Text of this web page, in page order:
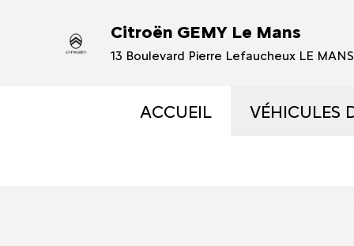
Citroën GEMY Le Mans
13 Boulevard Pierre Lefaucheux LE MANS
ACCUEIL VÉHICULES